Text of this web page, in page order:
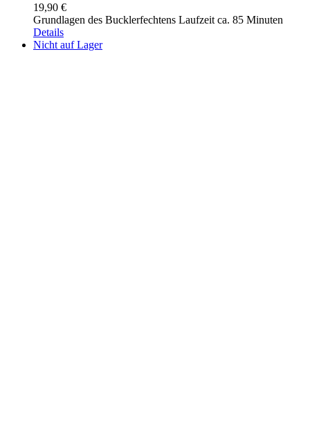
19,90 €
Grundlagen des Bucklerfechtens Laufzeit ca. 85 Minuten
Details
Nicht auf Lager